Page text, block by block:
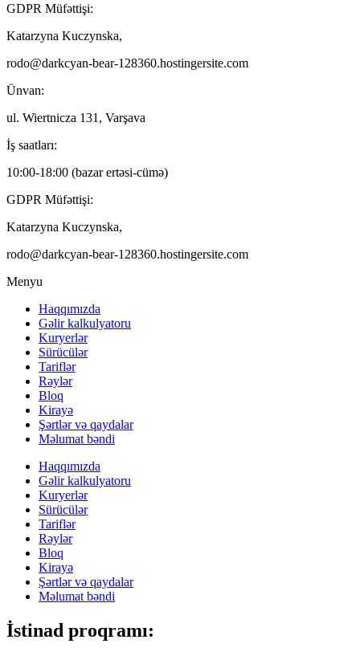
GDPR Müfəttişi:
Katarzyna Kuczynska,
rodo@darkcyan-bear-128360.hostingersite.com
Ünvan:
ul. Wiertnicza 131, Varşava
İş saatları:
10:00-18:00 (bazar ertəsi-cümə)
GDPR Müfəttişi:
Katarzyna Kuczynska,
rodo@darkcyan-bear-128360.hostingersite.com
Menyu
Haqqımızda
Gəlir kalkulyatoru
Kuryerlər
Sürücülər
Tariflər
Rəylər
Bloq
Kirayə
Şərtlər və qaydalar
Məlumat bəndi
Haqqımızda
Gəlir kalkulyatoru
Kuryerlər
Sürücülər
Tariflər
Rəylər
Bloq
Kirayə
Şərtlər və qaydalar
Məlumat bəndi
İstinad proqramı: